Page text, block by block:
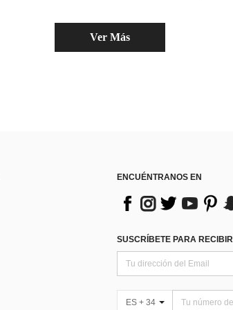
Ver Más
ENCUÉNTRANOS EN
SUSCRÍBETE PARA
ES + 34